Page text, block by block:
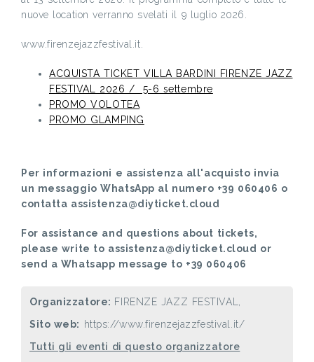
nuove location verranno svelati il 9 luglio 2026.
www.firenzejazzfestival.it.
ACQUISTA TICKET VILLA BARDINI FIRENZE JAZZ
FESTIVAL 2026 / 5-6 settembre
PROMO VOLOTEA
PROMO GLAMPING
Per informazioni e assistenza all'acquisto invia
un messaggio WhatsApp al numero +39 060406 o
contatta assistenza@diyticket.cloud
For assistance and questions about tickets,
please write to assistenza@diyticket.cloud or
send a Whatsapp message to +39 060406
Organizzatore: FIRENZE JAZZ FESTIVAL,
Sito web:
https://www.firenzejazzfestival.it/
Tutti gli eventi di questo organizzatore